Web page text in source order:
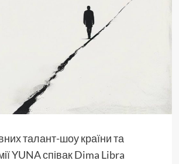
талант-шоу країни та
YUNA співак Dima Libra